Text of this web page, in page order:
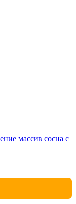
массив сосна с